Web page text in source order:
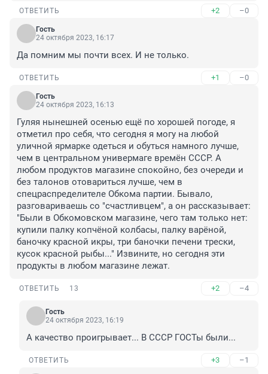
ОТВЕТИТЬ +2 –0
Гость
24 октября 2023, 16:17
Да помним мы почти всех. И не только.
ОТВЕТИТЬ +1 –0
Гость
24 октября 2023, 16:13
Гуляя нынешней осенью ещё по хорошей погоде, я
отметил про себя, что сегодня я могу на любой
уличной ярмарке одеться и обуться намного лучше,
чем в центральном универмаге времён СССР. А
любом продуктов магазине спокойно, без очереди и
без талонов отовариться лучше, чем в
спецраспределителе Обкома партии. Бывало,
разговариваешь со "счастливцем", а он рассказывает:
"Были в Обкомовском магазине, чего там только нет:
купили палку копчёной колбасы, палку варёной,
баночку красной икры, три баночки печени трески,
кусок красной рыбы..." Извините, но сегодня эти
продукты в любом магазине лежат.
ОТВЕТИТЬ 13 +2 –4
Гость
24 октября 2023, 16:19
А качество проигрывает... В СССР ГОСТы были...
ОТВЕТИТЬ +3 –1